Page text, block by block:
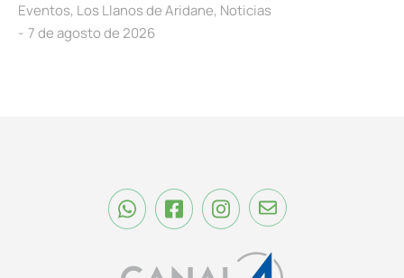
Eventos, Los Llanos de Aridane, Noticias
7 de agosto de 2026